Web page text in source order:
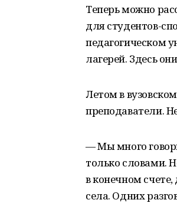
Теперь можно
для студентов-
педагогическом
лагерей. Здесь
Летом в
преподаватели.
— Мы много
только словами.
в конечном
села. Одних